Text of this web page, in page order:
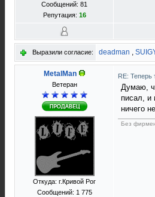
Сообщений: 81
Репутация: 16
Выразили согласие: deadman ,
MetalMan
Ветеран
Откуда: г.Кривой Рог
Сообщений: 1 775
RE: Теперь
Думаю,
писал, и
ничего
Без